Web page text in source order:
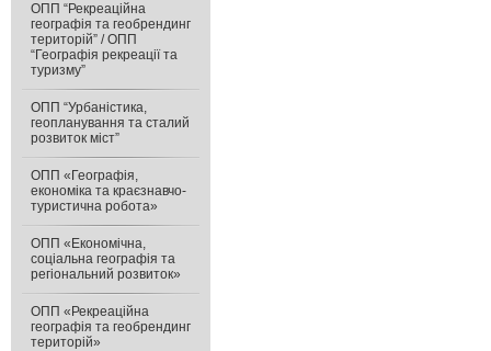
ОПП “Рекреаційна
географія та геобрендинг
територій” / ОПП
“Географія рекреації та
туризму”
ОПП “Урбаністика,
геопланування та сталий
розвиток міст”
ОПП «Географія,
економіка та краєзнавчо-
туристична робота»
ОПП «Економічна,
соціальна географія та
регіональний розвиток»
ОПП «Рекреаційна
географія та геобрендинг
територій»